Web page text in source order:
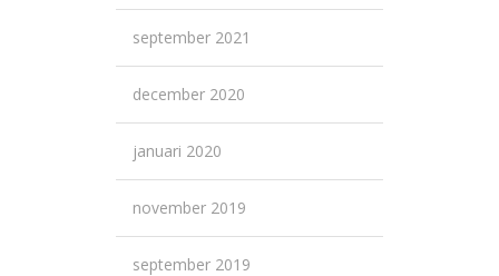
september 2021
december 2020
januari 2020
november 2019
september 2019